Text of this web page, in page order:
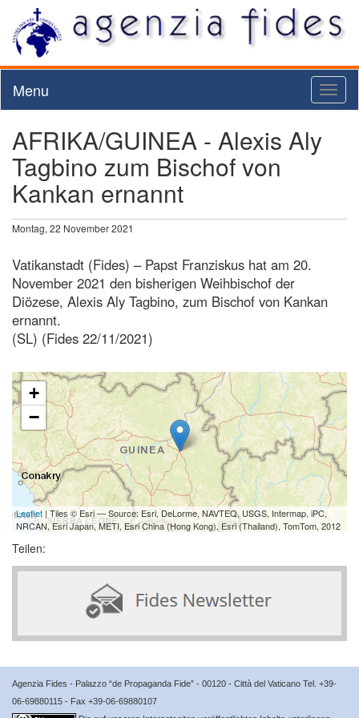
Menu
AFRIKA/GUINEA - Alexis Aly
Tagbino zum Bischof von
Kankan ernannt
Montag, 22 November 2021
Vatikanstadt (Fides) – Papst Franziskus hat am 20.
November 2021 den bisherigen Weihbischof der
Diözese, Alexis Aly Tagbino, zum Bischof von Kankan
ernannt.
(SL) (Fides 22/11/2021)
+
−
Leaflet | Tiles © Esri — Source: Esri, DeLorme, NAVTEQ, USGS, Intermap, iPC,
NRCAN, Esri Japan, METI, Esri China (Hong Kong), Esri (Thailand), TomTom, 2012
Teilen:
Agenzia Fides - Palazzo “de Propaganda Fide” - 00120 - Città del Vaticano Tel. +39-
06-69880115 - Fax +39-06-69880107